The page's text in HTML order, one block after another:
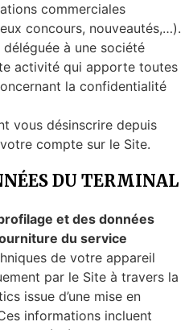
commerciales
concours, nouveautés,…).
déléguée à une société
activité qui apporte toutes
la confidentialité
vous désinscrire depuis
compte sur le Site.
DU TERMINAL
et des données
du service
de votre appareil
par le Site à travers la
issue d’une mise en
informations incluent